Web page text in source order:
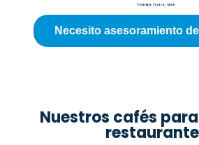
Necesito asesoramiento
Nuestros cafés